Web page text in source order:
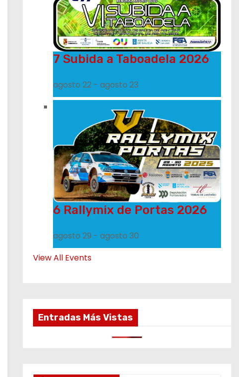
7 Subida a Taboadela 2026
agosto 22 - agosto 23
6 Rallymix de Portas 2026
agosto 29 - agosto 30
View All Events
Entradas Más Vistas